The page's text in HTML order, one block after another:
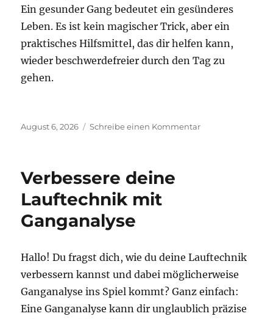
Ein gesunder Gang bedeutet ein gesünderes
Leben. Es ist kein magischer Trick, aber ein
praktisches Hilfsmittel, das dir helfen kann,
wieder beschwerdefreier durch den Tag zu
gehen.
Veröffentlicht
August 6, 2026 Schreibe einen Kommentarzu
Verbessere deine
Lauftechnik mit
Ganganalyse
Hallo! Du fragst dich, wie du deine Lauftechnik
verbessern kannst und dabei möglicherweise
Ganganalyse ins Spiel kommt? Ganz einfach:
Eine Ganganalyse kann dir unglaublich präzise